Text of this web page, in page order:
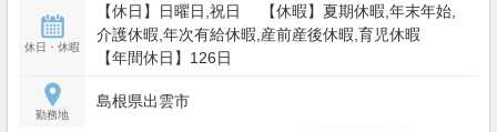
休日・休暇
【休日】日曜日,祝日 【休暇】夏期休暇,年末年始,
介護休暇,年次有給休暇,産前産後休暇,育児休暇
【年間休日】126日
勤務地
島根県出雲市